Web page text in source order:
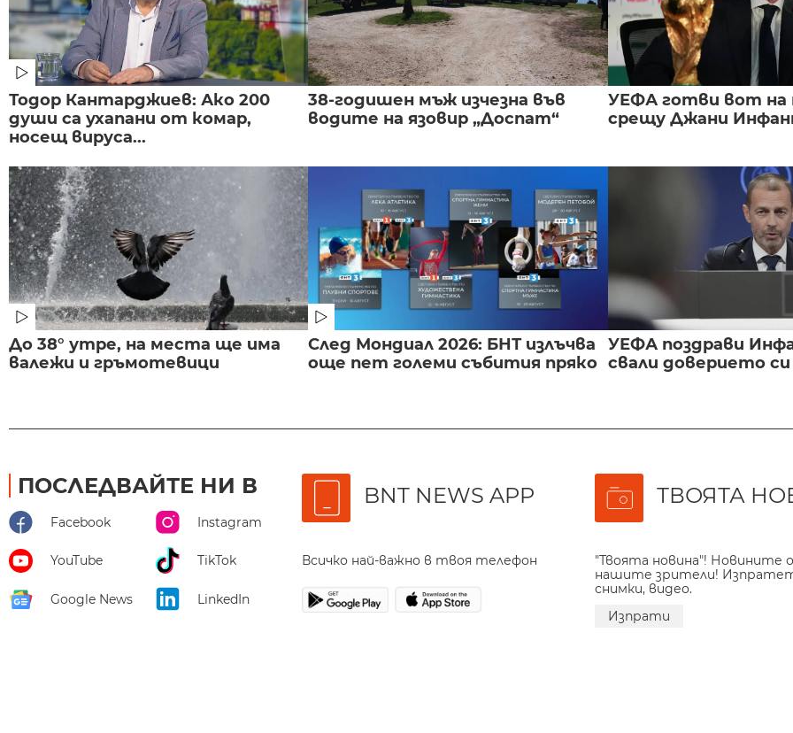
Тодор Кантарджиев: Ако 200
души са ухапани от комар,
носещ вируса...
38-годишен мъж изчезна във
водите на язовир „Доспат“
УЕФА готви вот на
срещу Джани
До 38° утре, на места ще има
валежи и гръмотевици
След Мондиал 2026: БНТ излъчва
още пет големи събития пряко
УЕФА поздрави
свали доверието
ПОСЛЕДВАЙТЕ НИ В
Facebook Instagram
YouTube TikTok
Google News LinkedIn
BNT NEWS APP
Всичко най-важно в твоя телефон
ТВОЯТА
"Твоята новина"! Новините
нашите зрители!
снимки, видео.
Изпрати